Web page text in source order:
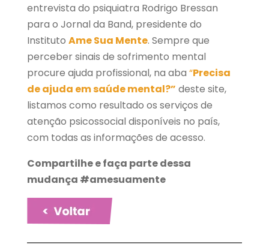
entrevista do psiquiatra Rodrigo Bressan
para o Jornal da Band, presidente do
Instituto Ame Sua Mente. Sempre que
perceber sinais de sofrimento mental
procure ajuda profissional, na aba “Precisa
de ajuda em saúde mental?” deste site,
listamos como resultado os serviços de
atenção psicossocial disponíveis no país,
com todas as informações de acesso.
Compartilhe e faça parte dessa
mudança #amesuamente